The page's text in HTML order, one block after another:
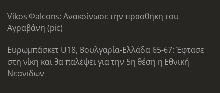
Vikos Φalcons: Ανακοίνωσε την προσθήκη του
Αγραβάνη (pic)
Ευρωμπάσκετ U18, Βουλγαρία-Ελλάδα 65-67: Έφτασε
στη νίκη και θα παλέψει για την 5η θέση η Εθνική
Νεανίδων